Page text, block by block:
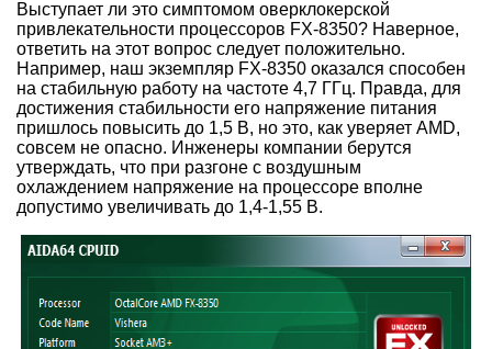
Выступает ли это симптомом оверклокерской
привлекательности процессоров FX-8350? Наверное,
ответить на этот вопрос следует положительно.
Например, наш экземпляр FX-8350 оказался способен
на стабильную работу на частоте 4,7 ГГц. Правда, для
достижения стабильности его напряжение питания
пришлось повысить до 1,5 В, но это, как уверяет AMD,
совсем не опасно. Инженеры компании берутся
утверждать, что при разгоне с воздушным
охлаждением напряжение на процессоре вполне
допустимо увеличивать до 1,4-1,55 В.